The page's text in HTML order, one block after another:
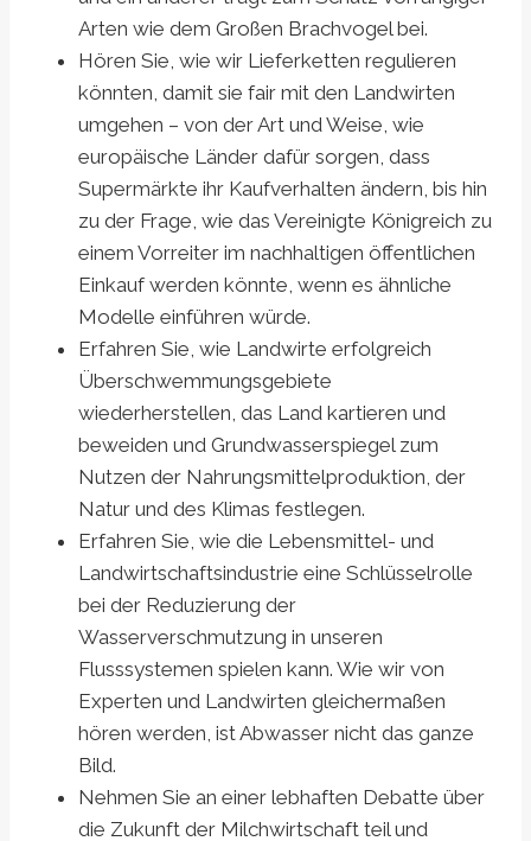
Arten wie dem Großen Brachvogel bei.
Hören Sie, wie wir Lieferketten regulieren
könnten, damit sie fair mit den Landwirten
umgehen – von der Art und Weise, wie
europäische Länder dafür sorgen, dass
Supermärkte ihr Kaufverhalten ändern, bis hin
zu der Frage, wie das Vereinigte Königreich zu
einem Vorreiter im nachhaltigen öffentlichen
Einkauf werden könnte, wenn es ähnliche
Modelle einführen würde.
Erfahren Sie, wie Landwirte erfolgreich
Überschwemmungsgebiete
wiederherstellen, das Land kartieren und
beweiden und Grundwasserspiegel zum
Nutzen der Nahrungsmittelproduktion, der
Natur und des Klimas festlegen.
Erfahren Sie, wie die Lebensmittel- und
Landwirtschaftsindustrie eine Schlüsselrolle
bei der Reduzierung der
Wasserverschmutzung in unseren
Flusssystemen spielen kann. Wie wir von
Experten und Landwirten gleichermaßen
hören werden, ist Abwasser nicht das ganze
Bild.
Nehmen Sie an einer lebhaften Debatte über
die Zukunft der Milchwirtschaft teil und